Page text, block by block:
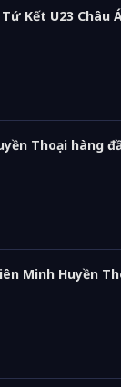
Kết U23 Châu
Thoại hàng
Minh Huyền